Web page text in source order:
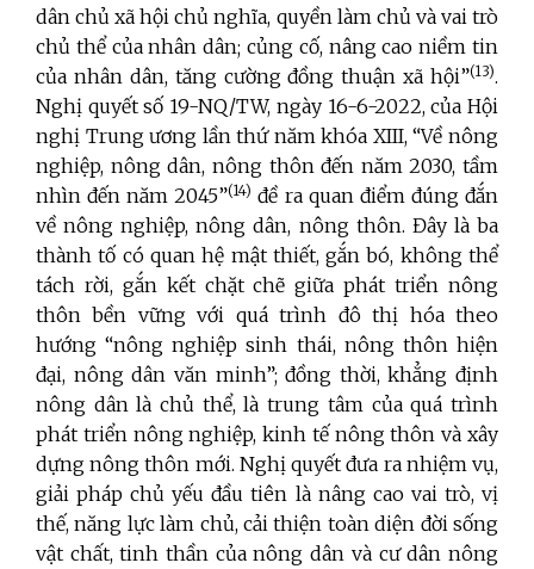
dân chủ xã hội chủ nghĩa, quyền làm chủ và vai trò
chủ thể của nhân dân; củng cố, nâng cao niềm tin
của nhân dân, tăng cường đồng thuận xã hội”(13).
Nghị quyết số 19-NQ/TW, ngày 16-6-2022, của Hội
nghị Trung ương lần thứ năm khóa XIII, “Về nông
nghiệp, nông dân, nông thôn đến năm 2030, tầm
nhìn đến năm 2045”(14) đề ra quan điểm đúng đắn
về nông nghiệp, nông dân, nông thôn. Đây là ba
thành tố có quan hệ mật thiết, gắn bó, không thể
tách rời, gắn kết chặt chẽ giữa phát triển nông
thôn bền vững với quá trình đô thị hóa theo
hướng “nông nghiệp sinh thái, nông thôn hiện
đại, nông dân văn minh”; đồng thời, khẳng định
nông dân là chủ thể, là trung tâm của quá trình
phát triển nông nghiệp, kinh tế nông thôn và xây
dựng nông thôn mới. Nghị quyết đưa ra nhiệm vụ,
giải pháp chủ yếu đầu tiên là nâng cao vai trò, vị
thế, năng lực làm chủ, cải thiện toàn diện đời sống
vật chất, tinh thần của nông dân và cư dân nông